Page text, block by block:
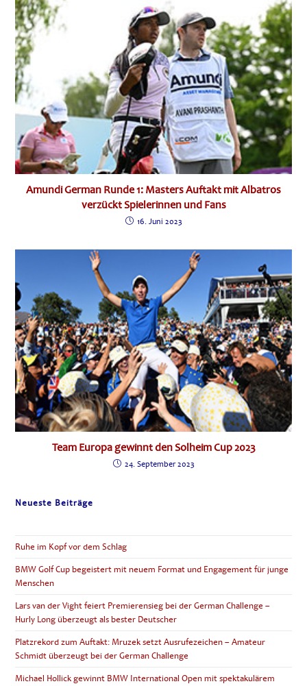
Amundi German Runde 1: Masters Auftakt mit Albatros
verzückt Spielerinnen und Fans
16. Juni 2023
Team Europa gewinnt den Solheim Cup 2023
24. September 2023
Neueste Beiträge
Ruhe im Kopf vor dem Schlag
BMW Golf Cup begeistert mit neuem Format und Engagement für junge
Menschen
Lars van der Vight feiert Premierensieg bei der German Challenge –
Hurly Long überzeugt als bester Deutscher
Platzrekord zum Auftakt: Mruzek setzt Ausrufezeichen – Amateur
Schmidt überzeugt bei der German Challenge
Michael Hollick gewinnt BMW International Open mit spektakulärem